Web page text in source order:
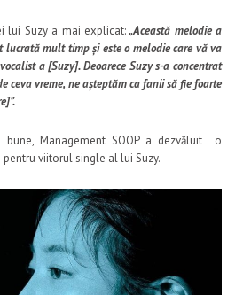
lui Suzy a mai explicat:„Această melodie a
mult timp și este o melodie care vă va
a [Suzy]. Deoarece Suzy s-a concentrat
ceva vreme, ne așteptăm ca fanii să fie foarte
Management SOOP a dezvăluit o
viitorul single al lui Suzy.